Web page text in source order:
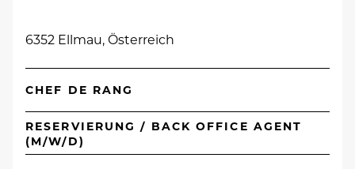
6352 Ellmau, Österreich
CHEF DE RANG
RESERVIERUNG / BACK OFFICE AGENT
(M/W/D)